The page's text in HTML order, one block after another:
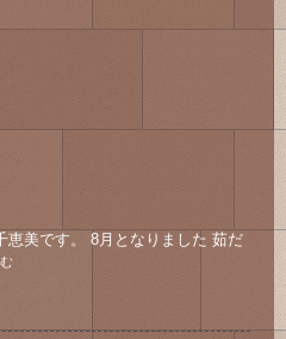
恵美です。 8月となりました 茹だ